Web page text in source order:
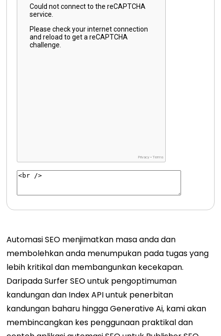
Automasi SEO menjimatkan masa anda dan
membolehkan anda menumpukan pada tugas yang
lebih kritikal dan membangunkan kecekapan.
Daripada Surfer SEO untuk pengoptimuman
kandungan dan Index API untuk penerbitan
kandungan baharu hingga Generative Ai, kami akan
membincangkan kes penggunaan praktikal dan